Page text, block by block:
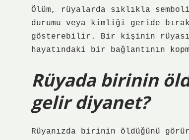
Ölüm, rüyalarda sıklıkla
durumu veya kimliği geride
gösterebilir. Bir kişinin
hayatındaki bir bağlantının
Rüyada birinin
gelir diyanet?
Rüyanızda birinin öldüğünü